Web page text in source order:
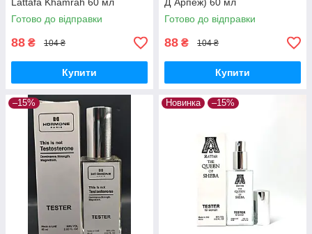
Готово до відправки
88 ₴ 104 ₴
Купити
Готово до відправки
88 ₴ 104 ₴
Купити
–15% Новинка –15%